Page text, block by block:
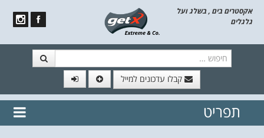
אקסטרים בים , בשלג ועל
גלגלים
קבלו עדכונים למייל
// הצטרף לרשימת תפוצה!
נשמח
תפריט